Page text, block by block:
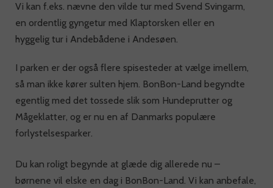
Vi kan f.eks. nævne den vilde tur med Svend Svingarm,
en ordentlig gyngetur med Klaptorsken eller en
hyggelig tur i Andebådene i Andesøen.
I parken er der også flere spisesteder at vælge imellem,
så man ikke kører sulten hjem. BonBon-Land begyndte
egentlig med det tossede slik som Hundeprutter og
Mågeklatter, og er nu en af Danmarks populære
forlystelsesparker.
Du kan roligt begynde at glæde dig allerede nu –
børnene vil elske en dag i BonBon-Land. Vi kan anbefale,